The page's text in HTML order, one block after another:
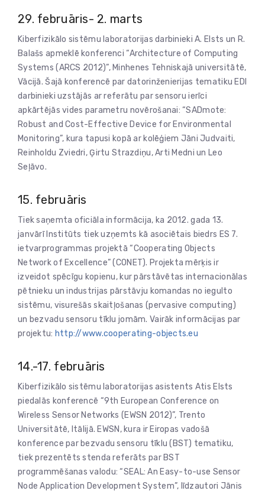
29. februāris- 2. marts
Kiberfizikālo sistēmu laboratorijas darbinieki A. Elsts un R.
Balašs apmeklē konferenci “Architecture of Computing
Systems (ARCS 2012)”, Minhenes Tehniskajā universitātē,
Vācijā. Šajā konferencē par datorinženierijas tematiku EDI
darbinieki uzstājās ar referātu par sensoru ierīci
apkārtējās vides parametru novērošanai: “SADmote:
Robust and Cost-Effective Device for Environmental
Monitoring”, kura tapusi kopā ar kolēģiem Jāni Judvaiti,
Reinholdu Zviedri, Ģirtu Strazdiņu, Arti Medni un Leo
Seļāvo.
15. februāris
Tiek saņemta oficiāla informācija, ka 2012. gada 13.
janvārī Institūts tiek uzņemts kā asociētais biedrs ES 7.
ietvarprogrammas projektā “Cooperating Objects
Network of Excellence” (CONET). Projekta mērķis ir
izveidot spēcīgu kopienu, kur pārstāvētas internacionālas
pētnieku un industrijas pārstāvju komandas no iegulto
sistēmu, visurešās skaitļošanas (pervasive computing)
un bezvadu sensoru tīklu jomām. Vairāk informācijas par
projektu: http://www.cooperating-objects.eu
14.-17. februāris
Kiberfizikālo sistēmu laboratorijas asistents Atis Elsts
piedalās konferencē “9th European Conference on
Wireless Sensor Networks (EWSN 2012)”, Trento
Universitātē, Itālijā. EWSN, kura ir Eiropas vadošā
konference par bezvadu sensoru tīklu (BST) tematiku,
tiek prezentēts stenda referāts par BST
programmēšanas valodu: “SEAL: An Easy-to-use Sensor
Node Application Development System”, līdzautori Jānis